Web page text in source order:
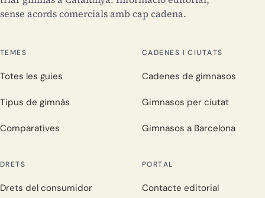
sense acords comercials amb cap cadena.
TEMES
Totes les guies
Tipus de gimnàs
Comparatives
CADENES I CIUTATS
Cadenes de gimnasos
Gimnasos per ciutat
Gimnasos a Barcelona
DRETS
Drets del consumidor
PORTAL
Contacte editorial